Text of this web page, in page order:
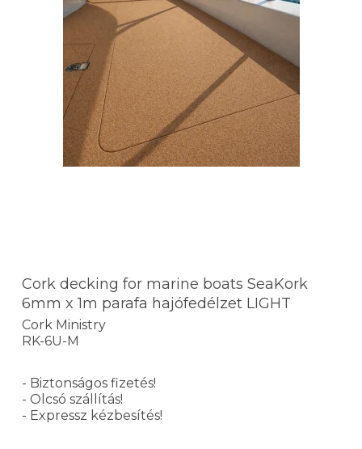
Cork decking for marine boats SeaKork
6mm x 1m parafa hajófedélzet LIGHT
Cork Ministry
RK-6U-M
- Biztonságos fizetés!
- Olcsó szállítás!
- Expressz kézbesítés!